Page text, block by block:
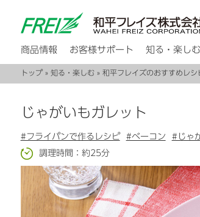
商品情報 お客様サポート 知る・楽しむ
トップ» 知る・楽しむ» 和平フレイズのおすすめレシ
じゃがいもガレット
#フライパンで作るレシピ #ベーコン #じゃ
調理時間：約25分